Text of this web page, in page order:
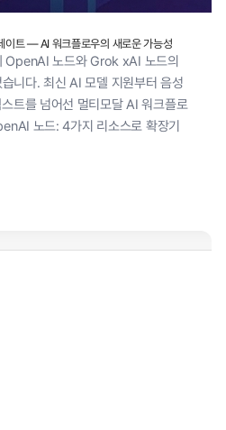
트 — AI 워크플로우의 새로운 가능성
OpenAI 노드와 Grok xAI 노드의
니다. 최신 AI 모델 지원부터 음성
트를 넘어선 멀티모달 AI 워크플로
노드: 4가지 리소스로 확장기